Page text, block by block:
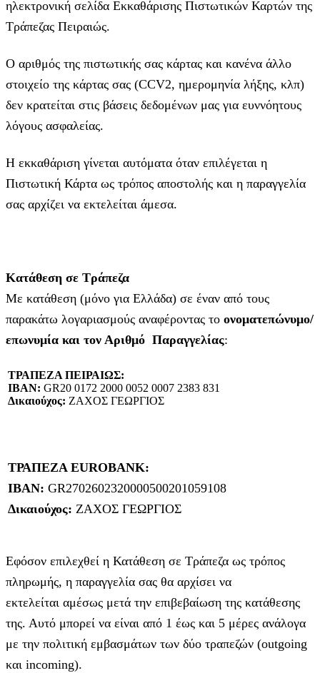
ηλεκτρονική σελίδα Εκκαθάρισης Πιστωτικών Καρτών της
Τράπεζας Πειραιώς.
Ο αριθμός της πιστωτικής σας κάρτας και κανένα άλλο
στοιχείο της κάρτας σας (CCV2, ημερομηνία λήξης, κλπ)
δεν κρατείται στις βάσεις δεδομένων μας για ευννόητους
λόγους ασφαλείας.
Η εκκαθάριση γίνεται αυτόματα όταν επιλέγεται η
Πιστωτική Κάρτα ως τρόπος αποστολής και η παραγγελία
σας αρχίζει να εκτελείται άμεσα.
Κατάθεση σε Τράπεζα
Με κατάθεση (μόνο για Ελλάδα) σε έναν από τους
παρακάτω λογαριασμούς αναφέροντας το ονοματεπώνυμο/
επωνυμία και τον Αριθμό Παραγγελίας:
ΤΡΑΠΕΖΑ ΠΕΙΡΑΙΩΣ:
IBAN: GR20 0172 2000 0052 0007 2383 831
Δικαιούχος: ΖΑΧΟΣ ΓΕΩΡΓΙΟΣ
ΤΡΑΠΕΖΑ EUROBANK:
IBAN: GR2702602320000500201059108
Δικαιούχος: ΖΑΧΟΣ ΓΕΩΡΓΙΟΣ
Εφόσον επιλεχθεί η Κατάθεση σε Τράπεζα ως τρόπος
πληρωμής, η παραγγελία σας θα αρχίσει να
εκτελείται αμέσως μετά την επιβεβαίωση της κατάθεσης
της. Αυτό μπορεί να είναι από 1 έως και 5 μέρες ανάλογα
με την πολιτική εμβασμάτων των δύο τραπεζών (outgoing
και incoming).